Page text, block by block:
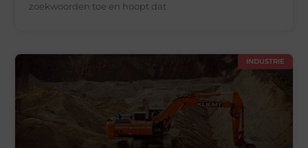
zoekwoorden toe en hoopt dat
INDUSTRIE